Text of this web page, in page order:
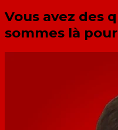
Vous avez des
sommes là